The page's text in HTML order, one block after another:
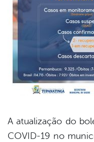
A atualização do
COVID-19 no